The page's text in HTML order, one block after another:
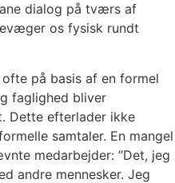
dialog på tværs af
os fysisk rundt
på basis af en formel
faglighed bliver
Dette efterlader ikke
samtaler. En mangel
medarbejder: ”Det, jeg
andre mennesker. Jeg